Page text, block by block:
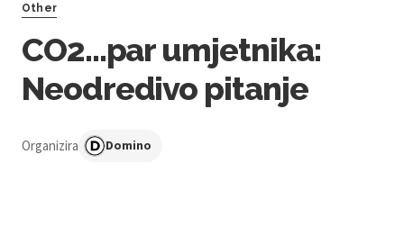
Other
CO2...par umjetnika:
Neodredivo pitanje
Organizira Domino